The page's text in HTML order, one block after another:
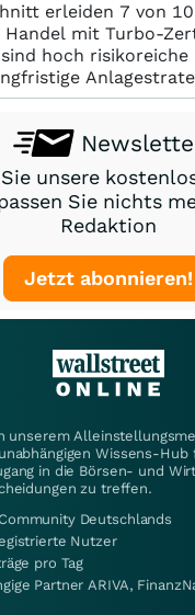
erleiden 7 von
Handel mit Turbo-
hoch risikoreiche
unsere
Sie nichts
Redaktion
Jetzt abonnieren!
unserem
Wissens-
in die Börsen- und
zu treffen.
Deutschlands
Nutzer
pro Tag
Partner ARIVA,